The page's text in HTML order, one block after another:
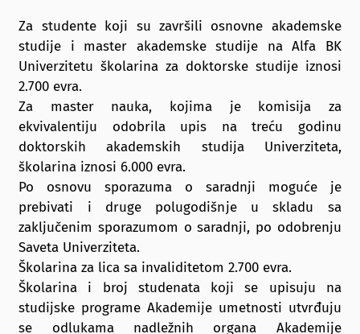
Za studente koji su završili osnovne akademske
studije i master akademske studije na Alfa BK
Univerzitetu školarina za doktorske studije iznosi
2.700 evra.
Za master nauka, kojima je komisija za
ekvivalentiju odobrila upis na treću godinu
doktorskih akademskih studija Univerziteta,
školarina iznosi 6.000 evra.
Po osnovu sporazuma o saradnji moguće je
prebivati i druge polugodišnje u skladu sa
zaključenim sporazumom o saradnji, po odobrenju
Saveta Univerziteta.
Školarina za lica sa invaliditetom 2.700 evra.
Školarina i broj studenata koji se upisuju na
studijske programe Akademije umetnosti utvrđuju
se odlukama nadležnih organa Akademije